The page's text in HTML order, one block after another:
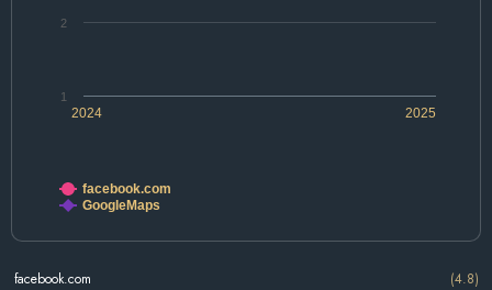
2024 2025
1
2
facebook.com
GoogleMaps
facebook.com
(4.8)